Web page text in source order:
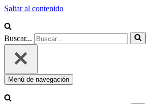
Saltar al contenido
Buscar...
Menú de navegación